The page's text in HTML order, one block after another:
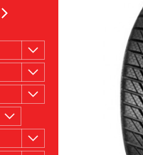
ROULAGE À PLAT